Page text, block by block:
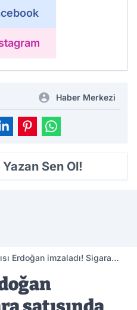
Haber Merkezi
Sen Ol!
Erdoğan imzaladı! Sigara